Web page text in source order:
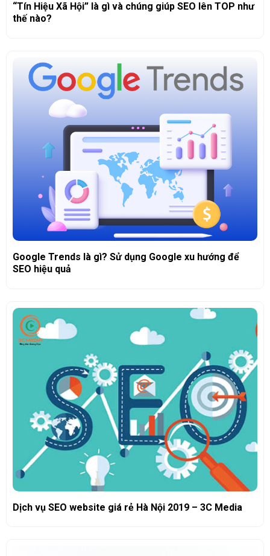
“Tín Hiệu Xã Hội” là gì và chúng giúp SEO lên TOP như
thế nào?
Google Trends là gì? Sử dụng Google xu hướng để
SEO hiệu quả
Dịch vụ SEO website giá rẻ Hà Nội 2019 – 3C Media